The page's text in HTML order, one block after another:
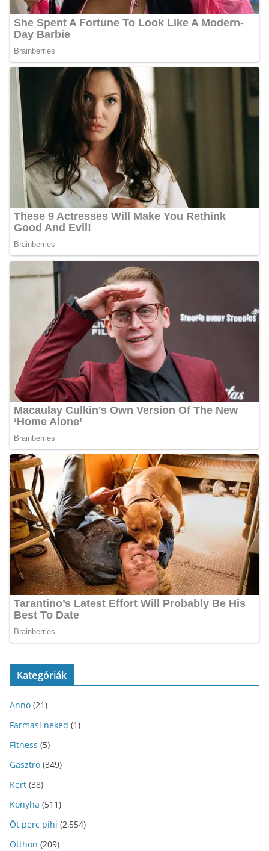
Kategóriák
Anno (21)
Farmasi neked (1)
Fitness (5)
Gasztro (349)
Kert (38)
Konyha (511)
Öt perc pihi (2,554)
Otthon (209)